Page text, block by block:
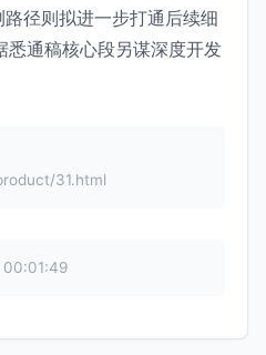
径则拟进一步打通后续细
通稿核心段另谋深度开发
31.html
00:01:49